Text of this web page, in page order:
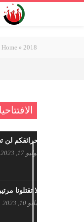
Home » 2018
حرائقكم
يوليو 17, 2023
لا تقتلونا
مايو 10, 2023